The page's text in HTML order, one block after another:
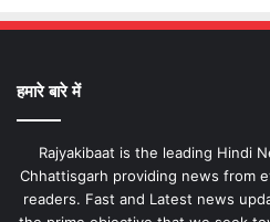
हमारे बारे में
Rajyakibaat is the leading Hindi
Chhattisgarh providing news from
readers. Fast and Latest news